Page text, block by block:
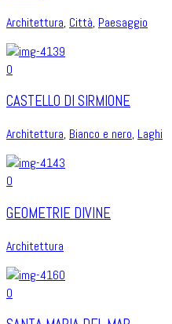
Architettura, Città, Paesaggio
0
CASTELLO DI SIRMIONE
Architettura, Bianco e nero, Laghi
0
GEOMETRIE DIVINE
Architettura
0